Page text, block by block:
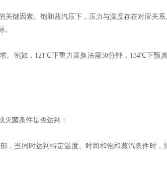
键因素。饱和蒸汽压下，压力与温度存在对应关系
。
例如，121℃下重力置换法需30分钟，134℃下预
菌条件是否达到：
当同时达到特定温度、时间和饱和蒸汽条件时，